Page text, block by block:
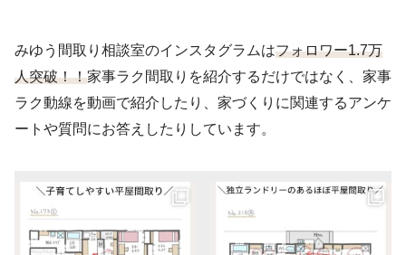
みゆう間取り相談室のインスタグラムはフォロワー1.7万
人突破！！家事ラク間取りを紹介するだけではなく、家事
ラク動線を動画で紹介したり、家づくりに関連するアンケ
ートや質問にお答えしたりしています。